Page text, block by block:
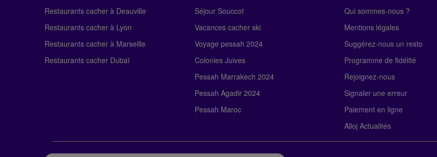
Restaurants cacher à Deauville
Restaurants cacher à Lyon
Restaurants cacher à Marseille
Restaurants cacher Dubaï
Séjour Souccot
Vacances cacher ski
Voyage pessah 2024
Colonies Juives
Pessah Marrakech 2024
Pessah Agadir 2024
Pessah Maroc
Qui sommes-nous ?
Mentions légales
Suggérez-nous un resto
Programme de fidélité
Rejoignez-nous
Signaler une erreur
Paiement en ligne
Alloj Actualités